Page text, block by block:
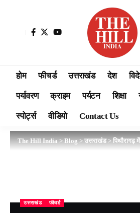
होम फीचर्ड उत्तराखंड देश
पर्यावरण क्राइम पर्यटन शिक्षा
स्पोर्ट्स वीडियो Contact Us
The Hill India>Blog>उत्तराखंड>पिथौरागढ़ में रामगंगा नदी का
उत्तराखंड फीचर्ड